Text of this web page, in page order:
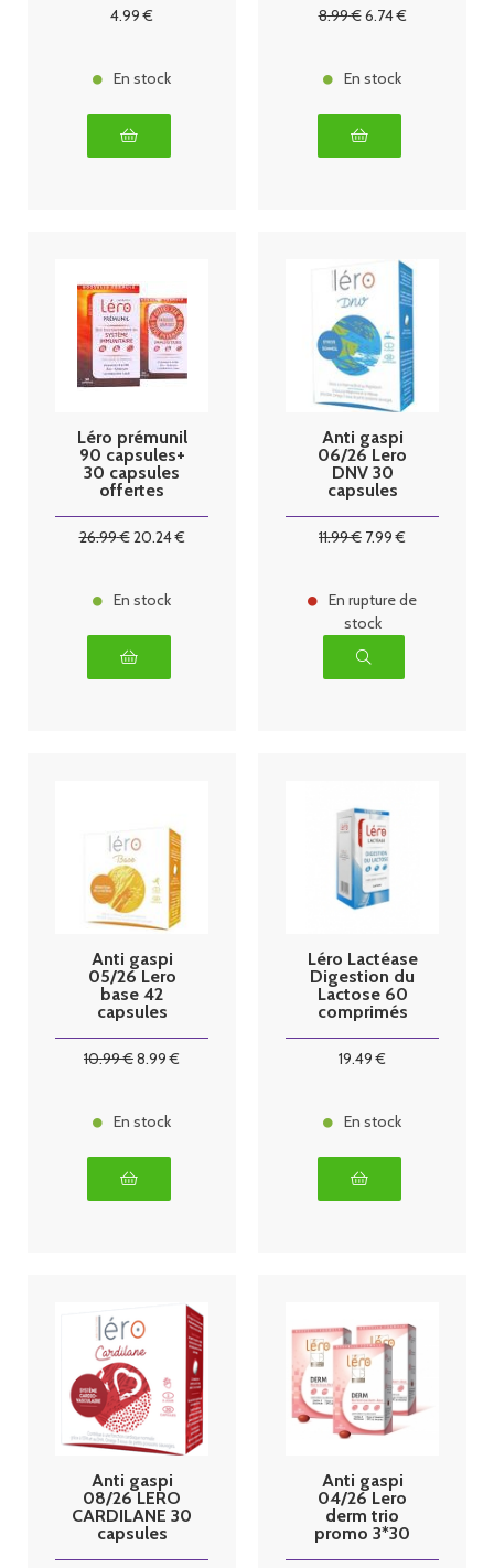
4.99 €
En stock
8.99€6.74€
En stock
Léro prémunil
90 capsules+
30 capsules
offertes
26.99€20.24€
En stock
Anti gaspi
06/26 Lero
DNV 30
capsules
11.99€ 7.99 €
En rupture de
stock
Anti gaspi
05/26 Lero
base 42
capsules
10.99€8.99 €
En stock
Léro Lactéase
Digestion du
Lactose 60
comprimés
19.49 €
En stock
Anti gaspi
08/26 LERO
CARDILANE 30
capsules
Anti gaspi
04/26 Lero
derm trio
promo 3*30